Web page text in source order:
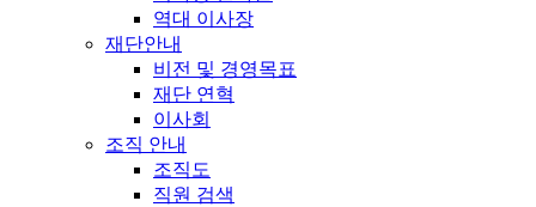
역대 이사장
재단안내
비전 및 경영목표
재단 연혁
이사회
조직 안내
조직도
직원 검색